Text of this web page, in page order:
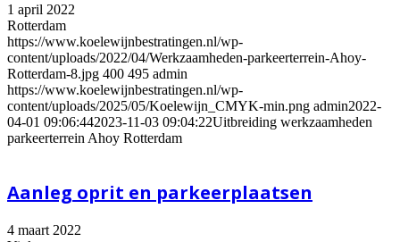
1 april 2022
Rotterdam
https://www.koelewijnbestratingen.nl/wp-
content/uploads/2022/04/Werkzaamheden-parkeerterrein-Ahoy-
Rotterdam-8.jpg 400 495 admin
https://www.koelewijnbestratingen.nl/wp-
content/uploads/2025/05/Koelewijn_CMYK-min.png admin2022-
04-01 09:06:442023-11-03 09:04:22Uitbreiding werkzaamheden
parkeerterrein Ahoy Rotterdam
Aanleg oprit en parkeerplaatsen
4 maart 2022